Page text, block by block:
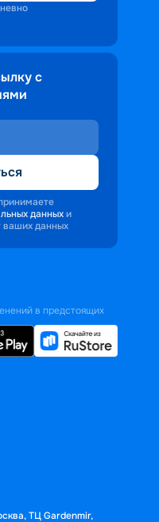
с
данных и
ваших данных
в предстоящих
ТЦ Gardenmir,